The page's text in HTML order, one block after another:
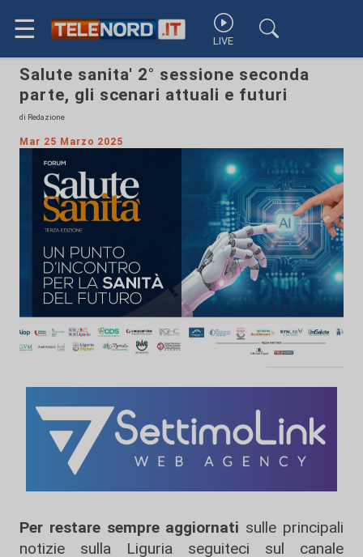
☰ LIVE
Salute sanita' 2° sessione seconda
parte, gli scenari attuali e futuri
di Redazione
Mar 25 Marzo 2025
Per restare sempre aggiornati sulle principali
notizie sulla Liguria seguiteci sul canale